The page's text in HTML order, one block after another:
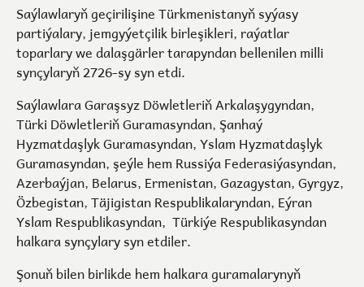
Saýlawlaryň geçirilişine Türkmenistanyň syýasy
partiýalary, jemgyýetçilik birleşikleri, raýatlar
toparlary we dalaşgärler tarapyndan bellenilen milli
synçylaryň 2726-sy syn etdi.
Saýlawlara Garaşsyz Döwletleriň Arkalaşygyndan,
Türki Döwletleriň Guramasyndan, Şanhaý
Hyzmatdaşlyk Guramasyndan, Yslam Hyzmatdaşlyk
Guramasyndan, şeýle hem Russiýa Federasiýasyndan,
Azerbaýjan, Belarus, Ermenistan, Gazagystan, Gyrgyz,
Özbegistan, Täjigistan Respublikalaryndan, Eýran
Yslam Respublikasyndan, Türkiýe Respublikasyndan
halkara synçylary syn etdiler.
Şonuň bilen birlikde hem halkara guramalarynyň